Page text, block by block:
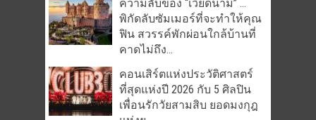
ความลับของ “เวียดนาม” …
พิกัดลับซัมเมอร์ที่จะทำให้คุณ
ฟิน สวรรค์พักผ่อนใกล้บ้านที่
คาดไม่ถึง...
คอนเสิร์ตแห่งประวัติศาสตร์
ที่สุดแห่งปี 2026 กับ 5 ศิลปิน
เพื่อนรักวัยสามสิบ ยอดมงกุฎ